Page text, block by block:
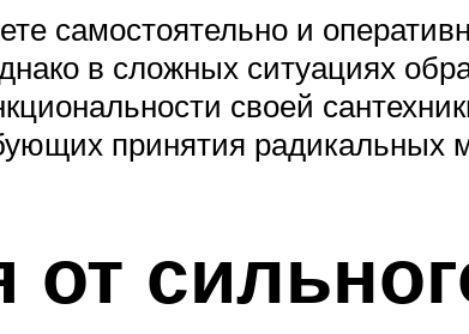
самостоятельно и
в сложных ситуациях
своей
принятия радикальных
от